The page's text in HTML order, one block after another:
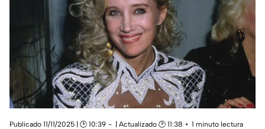
Publicado 11/11/2025 | 🕑 10:39 | Actualizado 🕑 11:38 1 minuto lectura